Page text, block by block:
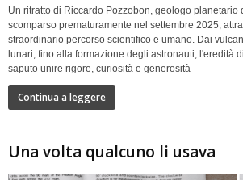
Un ritratto di Riccardo Pozzobon, geologo planetario
scomparso prematuramente nel settembre 2025,
straordinario percorso scientifico e umano. Dai
lunari, fino alla formazione degli astronauti, l'eredità
saputo unire rigore, curiosità e generosità
Continua a leggere
Una volta qualcuno li usava